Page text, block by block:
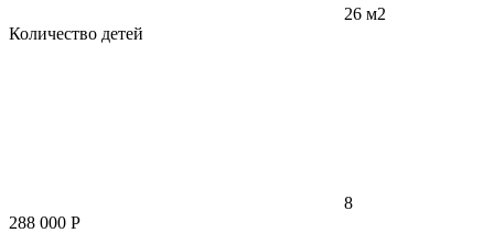
26 м2
Количество детей
8
288 000 Р